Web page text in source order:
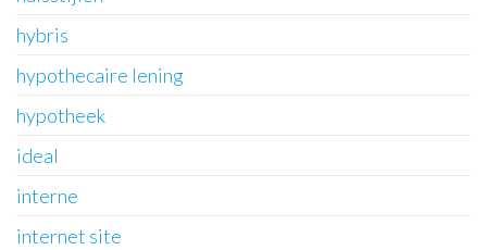
hybris
hypothecaire lening
hypotheek
ideal
interne
internet site